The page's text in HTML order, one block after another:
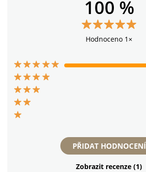
100 %
Hodnoceno 1×
PŘIDAT HODNOCENÍ
Zobrazit recenze (1)